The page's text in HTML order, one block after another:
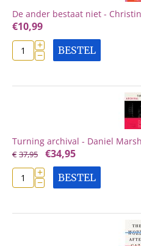
De ander bestaat niet -
€10,99
+
− BESTEL
Turning archival - Daniel
€ 37,95 €34,95
+
− BESTEL